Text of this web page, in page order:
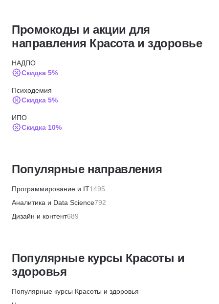
Промокоды и акции для
направления Красота и здоровье
НАДПО
Скидка 5%
Психодемия
Скидка 5%
ИПО
Скидка 10%
Институт профессиональных квалификаций
АБИУС
ЦАППКК
Скидка 6%
Скидка 6%
Популярные направления
Программирование и IT1495
Аналитика и Data Science792
Дизайн и контент689
Финансы и бухгалтерия656
HR и рекрутинг328
Популярные курсы Красоты и
здоровья
Популярные курсы Красоты и здоровья